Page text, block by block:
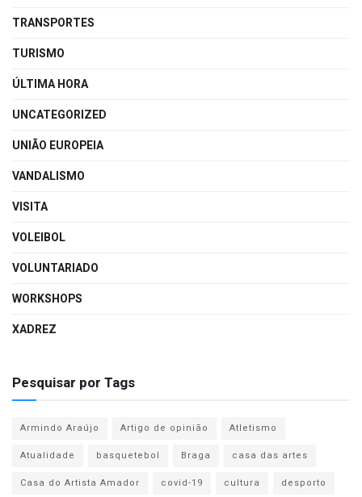
TRANSPORTES
TURISMO
ÚLTIMA HORA
UNCATEGORIZED
UNIÃO EUROPEIA
VANDALISMO
VISITA
VOLEIBOL
VOLUNTARIADO
WORKSHOPS
XADREZ
Pesquisar por Tags
Armindo Araújo Artigo de opinião
Atletismo
Atualidade
basquetebol Braga
casa das artes
Casa do Artista Amador
covid-19 cultura
desporto